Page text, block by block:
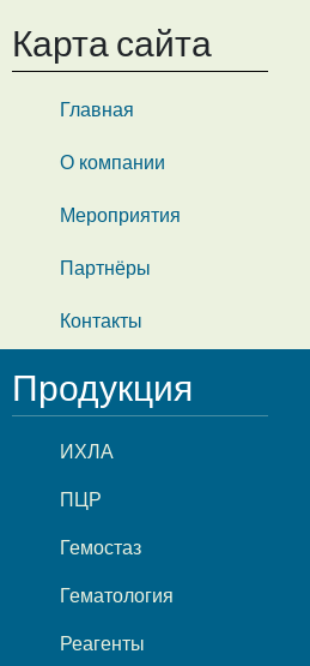
Карта сайта
Главная
О компании
Мероприятия
Партнёры
Контакты
Продукция
ИХЛА
ПЦР
Гемостаз
Гематология
Реагенты